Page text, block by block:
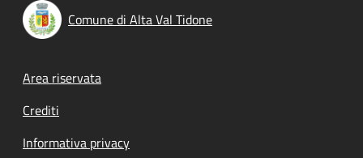
Comune di Alta Val Tidone
Footer menu
Area riservata
Crediti
Informativa privacy